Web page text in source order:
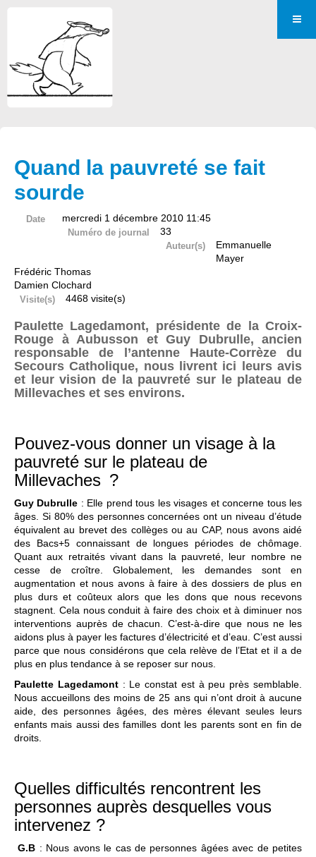
Quand la pauvreté se fait
sourde
Date mercredi 1 décembre 2010 11:45
Numéro de journal 33
Auteur(s)
Emmanuelle
Mayer
Frédéric Thomas
Damien Clochard
Visite(s) 4468 visite(s)
Paulette Lagedamont, présidente de la Croix-
Rouge à Aubusson et Guy Dubrulle, ancien
responsable de l’antenne Haute-Corrèze du
Secours Catholique, nous livrent ici leurs avis
et leur vision de la pauvreté sur le plateau de
Millevaches et ses environs.
Pouvez-vous donner un visage à la
pauvreté sur le plateau de
Millevaches ?
Guy Dubrulle : Elle prend tous les visages et concerne tous les
âges. Si 80% des personnes concernées ont un niveau d’étude
équivalent au brevet des collèges ou au CAP, nous avons aidé
des Bacs+5 connaissant de longues périodes de chômage.
Quant aux retraités vivant dans la pauvreté, leur nombre ne
cesse de croître. Globalement, les demandes sont en
augmentation et nous avons à faire à des dossiers de plus en
plus durs et coûteux alors que les dons que nous recevons
stagnent. Cela nous conduit à faire des choix et à diminuer nos
interventions auprès de chacun. C’est-à-dire que nous ne les
aidons plus à payer les factures d’électricité et d’eau. C’est aussi
parce que nous considérons que cela relève de l’Etat et il a de
plus en plus tendance à se reposer sur nous.
Paulette Lagedamont: Le constat est à peu près semblable.
Nous accueillons des moins de 25 ans qui n’ont droit à aucune
aide, des personnes âgées, des mères élevant seules leurs
enfants mais aussi des familles dont les parents sont en fin de
droits.
Quelles difficultés rencontrent les
personnes auprès desquelles vous
intervenez ?
G.B : Nous avons le cas de personnes âgées avec de petites